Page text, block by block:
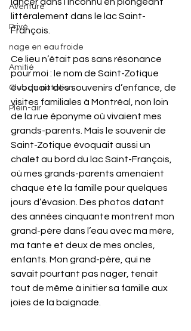
Aventure
Privé
nage en eau froide
Amitié
Club de natation
Plein-air
littéralement dans le lac Saint-
François.
Ce lieu n’était pas sans résonance
pour moi : le nom de Saint-Zotique
évoquait des souvenirs d’enfance, de
visites familiales à Montréal, non loin
de la rue éponyme où vivaient mes
grands-parents. Mais le souvenir de
Saint-Zotique évoquait aussi un
chalet au bord du lac Saint-François,
où mes grands-parents amenaient
chaque été la famille pour quelques
jours d’évasion. Des photos datant
des années cinquante montrent mon
grand-père dans l’eau avec ma mère,
ma tante et deux de mes oncles,
enfants. Mon grand-père, qui ne
savait pourtant pas nager, tenait
tout de même à initier sa famille aux
joies de la baignade.